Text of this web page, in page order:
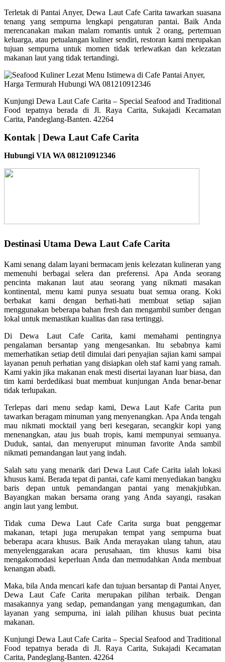
Terletak di Pantai Anyer, Dewa Laut Cafe Carita tawarkan suasana
tenang yang sempurna lengkapi pengaturan pantai. Baik Anda
merencanakan makan malam romantis untuk 2 orang, pertemuan
keluarga, atau petualangan kuliner sendiri, restoran kami merupakan
tujuan sempurna untuk momen tidak terlewatkan dan kelezatan
makanan laut yang tidak tertandingi.
Kunjungi Dewa Laut Cafe Carita – Special Seafood and Traditional
Food tepatnya berada di Jl. Raya Carita, Sukajadi Kecamatan
Carita, Pandeglang-Banten. 42264
Kontak | Dewa Laut Cafe Carita
Hubungi VIA WA 081210912346
Destinasi Utama Dewa Laut Cafe Carita
Kami senang dalam layani bermacam jenis kelezatan kulineran yang
memenuhi berbagai selera dan preferensi. Apa Anda seorang
pencinta makanan laut atau seorang yang nikmati masakan
kontinental, menu kami punya sesuatu buat semua orang. Koki
berbakat kami dengan berhati-hati membuat setiap sajian
menggunakan beberapa bahan fresh dan mengambil sumber dengan
lokal untuk memastikan kualitas dan rasa tertinggi.
Di Dewa Laut Cafe Carita, kami memahami pentingnya
pengalaman bersantap yang mengesankan. Itu sebabnya kami
memerhatikan setiap detil dimulai dari penyajian sajian kami sampai
layanan penuh perhatian yang disiapkan oleh staf kami yang ramah.
Kami yakin jika makanan enak mesti disertai layanan luar biasa, dan
tim kami berdedikasi buat membuat kunjungan Anda benar-benar
tidak terlupakan.
Terlepas dari menu sedap kami, Dewa Laut Kafe Carita pun
tawarkan beragam minuman yang menyenangkan. Apa Anda tengah
mau nikmati mocktail yang beri kesegaran, secangkir kopi yang
menenangkan, atau jus buah tropis, kami mempunyai semuanya.
Duduk, santai, dan menyeruput minuman favorite Anda sambil
nikmati pemandangan laut yang indah.
Salah satu yang menarik dari Dewa Laut Cafe Carita ialah lokasi
khusus kami. Berada tepat di pantai, cafe kami menyediakan bangku
baris depan untuk pemandangan pantai yang menakjubkan.
Bayangkan makan bersama orang yang Anda sayangi, rasakan
angin laut yang lembut.
Tidak cuma Dewa Laut Cafe Carita surga buat penggemar
makanan, tetapi juga merupakan tempat yang sempurna buat
beberapa acara khusus. Baik Anda merayakan ulang tahun, atau
menyelenggarakan acara perusahaan, tim khusus kami bisa
mengakomodasi keperluan Anda dan memudahkan Anda membuat
kenangan abadi.
Maka, bila Anda mencari kafe dan tujuan bersantap di Pantai Anyer,
Dewa Laut Cafe Carita merupakan pilihan terbaik. Dengan
masakannya yang sedap, pemandangan yang mengagumkan, dan
layanan yang sempurna, ini ialah pilihan khusus buat pecinta
makanan.
Kunjungi Dewa Laut Cafe Carita – Special Seafood and Traditional
Food tepatnya berada di Jl. Raya Carita, Sukajadi Kecamatan
Carita, Pandeglang-Banten. 42264